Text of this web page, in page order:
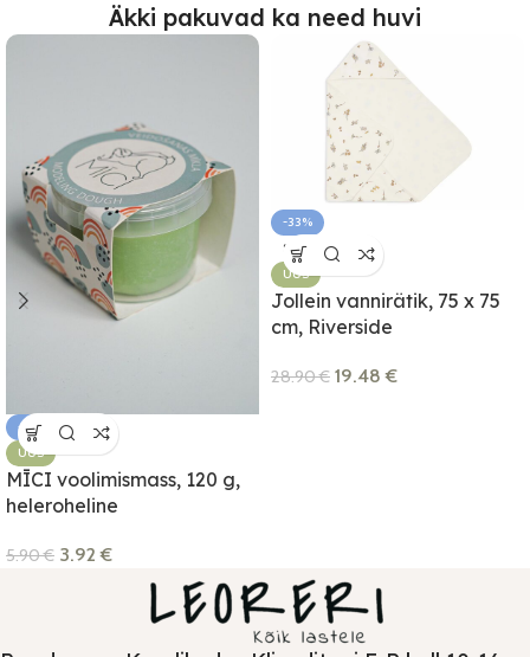
Äkki pakuvad ka need huvi
-34%
UUS
MĪCI voolimismass, 120 g,
heleroheline
5.90€ 3.92€
-33%
SOLD OUT
UUS
Jollein vannirätik, 75 x 75
cm, Riverside
28.90€ 19.48€